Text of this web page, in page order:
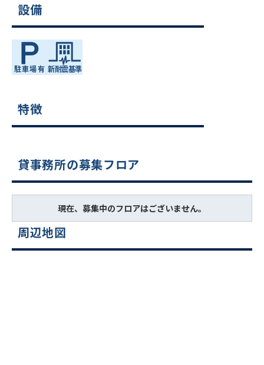
設備
特徴
貸事務所の募集フロア
現在、募集中のフロアはございません。
周辺地図